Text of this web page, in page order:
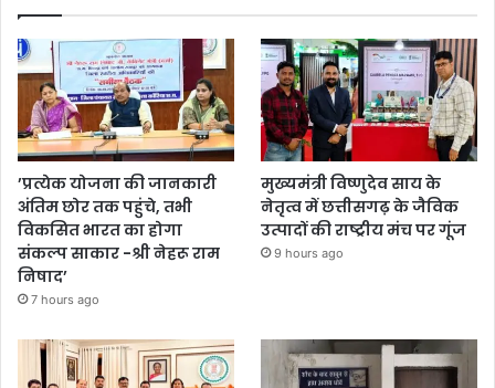
’प्रत्येक योजना की जानकारी
अंतिम छोर तक पहुंचे, तभी
विकसित भारत का होगा
संकल्प साकार -श्री नेहरू राम
निषाद’
7 hours ago
मुख्यमंत्री विष्णुदेव साय के
नेतृत्व में छत्तीसगढ़ के जैविक
उत्पादों की राष्ट्रीय मंच पर गूंज
9 hours ago